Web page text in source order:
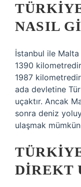
NASIL
İstanbul ile
1390
1987
ada devletine
uçaktır. Ancak
sonra deniz
ulaşmak
DIREKT